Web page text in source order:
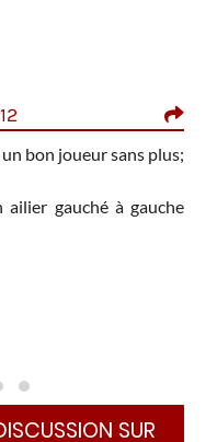
bon joueur sans plus;
gauché à gauche
SUR